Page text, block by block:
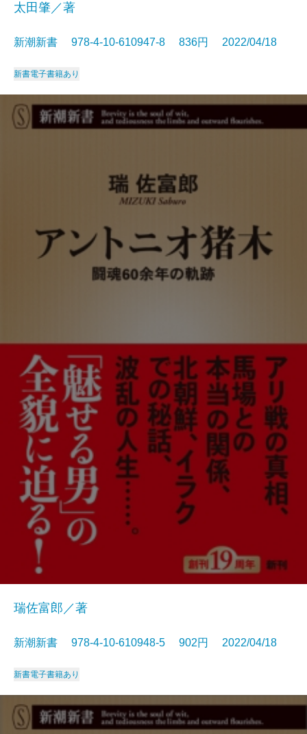
太田肇／著
新潮新書 978-4-10-610947-8 836円 2022/04/18
新書電子書籍あり
瑞佐富郎／著
新潮新書 978-4-10-610948-5 902円 2022/04/18
新書電子書籍あり